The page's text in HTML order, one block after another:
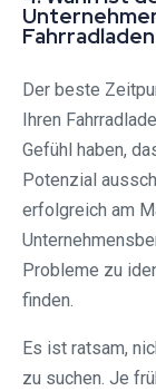
Der beste
Ihren
Gefühl haben,
Potenzial
erfolgreich am
Probleme zu
finden.
Es ist ratsam,
zu suchen. Je